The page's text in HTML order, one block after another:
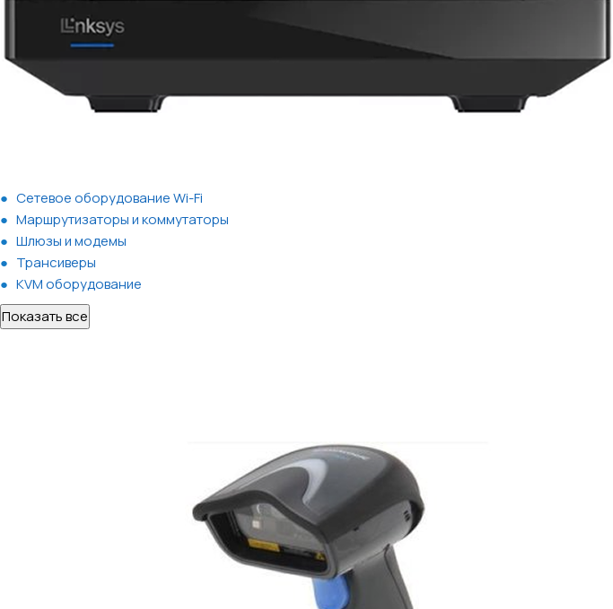
Сетевое оборудование Wi-Fi
Маршрутизаторы и коммутаторы
Шлюзы и модемы
Трансиверы
KVM оборудование
Показать все